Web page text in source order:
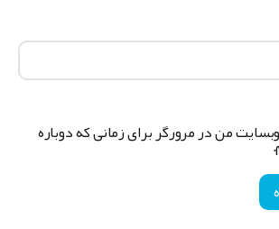
من در مرورگر برای زمانی که دوباره